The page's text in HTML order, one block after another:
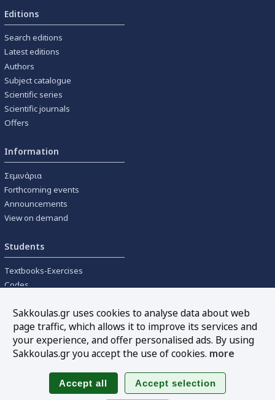
Editions
Search editions
Latest editions
Authors
Subject catalogue
Scientific series
Scientific journals
Offers
Information
Σεμινάρια
Forthcoming events
Announcements
View on demand
Students
Textbooks-Exercises
Codes
Tools
Online interest calculation
Sakkoulas.gr uses cookies to analyse data about web
page traffic, which allows it to improve its services and
your experience, and offer personalised ads. By using
Sakkoulas.gr you accept the use of cookies. more